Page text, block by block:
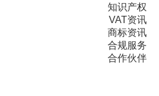
知识产权
VAT资讯
商标资讯
合规服务
合作伙伴